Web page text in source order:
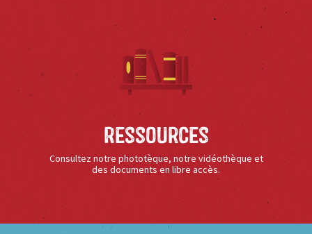
Ressources
Consultez notre phototèque, notre vidéothèque et
des documents en libre accès.